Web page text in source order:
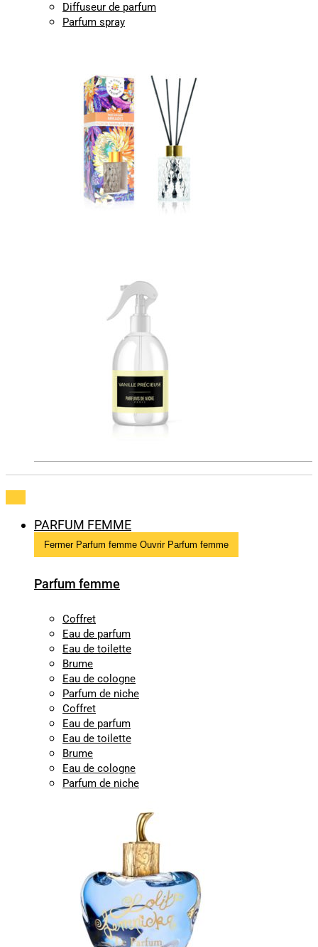
Diffuseur de parfum
Parfum spray
PARFUM FEMME
Fermer Parfum femme Ouvrir Parfum femme
Parfum femme
Coffret
Eau de parfum
Eau de toilette
Brume
Eau de cologne
Parfum de niche
Coffret
Eau de parfum
Eau de toilette
Brume
Eau de cologne
Parfum de niche